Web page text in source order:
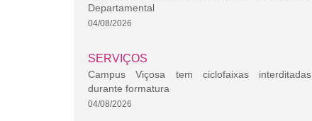
Departamental
04/08/2026
SERVIÇOS
Campus Viçosa tem ciclofaixas interditadas
durante formatura
04/08/2026